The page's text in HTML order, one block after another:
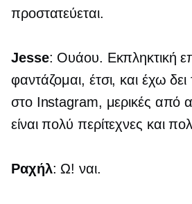
προστατεύεται.
Jesse: Ουάου. Εκπληκτική
φαντάζομαι, έτσι, και έχω
στο Instagram, μερικές από
είναι πολύ περίτεχνες και
Ραχήλ: Ω! ναι.